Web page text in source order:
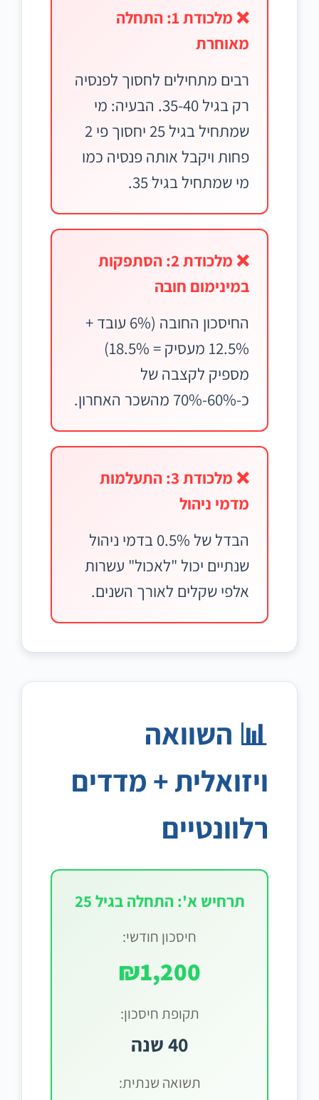
❌ מלכודת 1: התחלה
מאוחרת
רבים מתחילים לחסוך לפנסיה
רק בגיל 35-40. הבעיה: מי
שמתחיל בגיל 25 יחסוך פי 2
פחות ויקבל אותה פנסיה כמו
מי שמתחיל בגיל 35.
❌ מלכודת 2: הסתפקות
במינימום חובה
החיסכון החובה (6% עובד +
12.5% מעסיק = 18.5%)
מספיק לקצבה של
כ-60%-70% מהשכר האחרון.
❌ מלכודת 3: התעלמות
מדמי ניהול
הבדל של 0.5% בדמי ניהול
שנתיים יכול "לאכול" עשרות
אלפי שקלים לאורך השנים.
📊 השוואה
ויזואלית + מדדים
רלוונטיים
תרחיש א': התחלה בגיל 25
חיסכון חודשי:
₪1,200
תקופת חיסכון:
40 שנה
תשואה שנתית: